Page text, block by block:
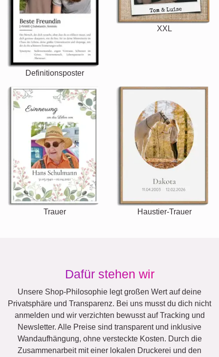
Definitionsposter
XXL
Trauer Haustier-Trauer
Dafür stehen wir
Unsere Shop-Philosophie legt großen Wert auf deine
Privatsphäre und Transparenz. Bei uns musst du dich nicht
anmelden und wir verzichten bewusst auf Tracking und
Newsletter. Alle Preise sind transparent und inklusive
Wandaufhängung, ohne versteckte Kosten. Durch die
Zusammenarbeit mit einer lokalen Druckerei und den